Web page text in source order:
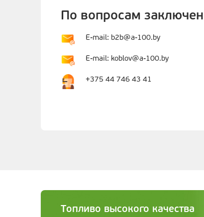
По вопросам
E-mail: b2b@a-100.by
E-mail: koblov@a-100.by
+375 44 746 43 41
Топливо высокого качества